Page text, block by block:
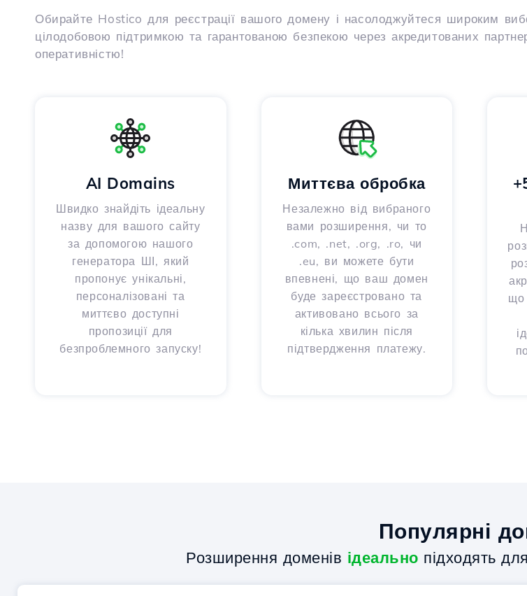
Обирайте Hostico для реєстрації вашого домену і насолоджуйтеся широким
цілодобовою підтримкою та гарантованою безпекою через акредитованих
оперативністю!
AI Domains
Швидко знайдіть ідеальну
назву для вашого сайту
за допомогою нашого
генератора ШІ, який
пропонує унікальні,
персоналізовані та
миттєво доступні
пропозиції для
безпроблемного запуску!
Миттєва обробка
Незалежно від вибраного
вами розширення, чи то
.com, .net, .org, .ro, чи
.eu, ви можете бути
впевнені, що ваш домен
буде зареєстровано та
активовано всього за
кілька хвилин після
підтвердження платежу.
що
Популярні
Розширення доменів ідеально підходять